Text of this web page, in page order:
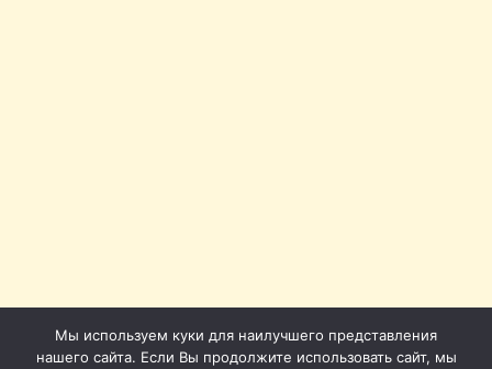
Мы используем куки для наилучшего представления
нашего сайта. Если Вы продолжите использовать сайт, мы